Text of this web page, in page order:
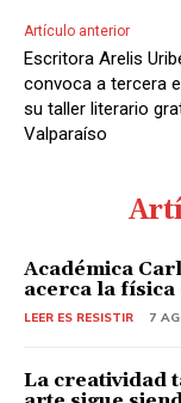
Artículo anterior
Escritora Arelis
convoca a tercera
su taller literario
Valparaíso
Académica
acerca la física
LEER ES RESISTIR 7
La creatividad